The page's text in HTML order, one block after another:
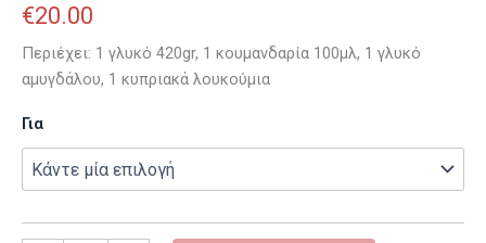
€20.00
Περιέχει: 1 γλυκό 420gr, 1 κουμανδαρία 100μλ, 1 γλυκό
αμυγδάλου, 1 κυπριακά λουκούμια
Για